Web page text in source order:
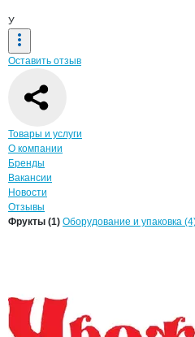
У
Оставить отзыв
Навигация по
Товары и услуги
О компании
Бренды
Вакансии
Новости
Отзывы
Продукция
Навигация по
Фрукты (1) Оборудование и упаковка